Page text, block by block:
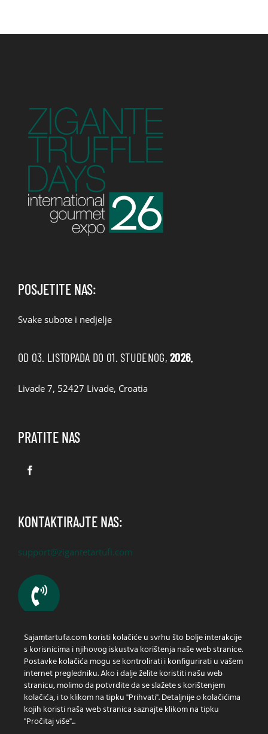
POSJETITE NAS:
Svake subote i nedjelje
OD 03. LISTOPADA DO 01. STUDENOG,2026.
Livade 7, 52427 Livade, Croatia
PRATITE NAS
KONTAKTIRAJTE NAS:
support@zigantetartufi.com
Imate li pitanja? Nazovite nas!
+385 (0) 91 430 1200
Sajamtartufa.com koristi kolačiće u svrhu što bolje interakcije
s korisnicima i njihovog iskustva korištenja naše web stranice.
Postavke kolačića mogu se kontrolirati i konfigurirati u vašem
internet pregledniku. Ako i dalje želite koristiti našu web
stranicu, molimo da potvrdite da se slažete s korištenjem
kolačića, i to klikom na tipku "Prihvati". Detaljnije o kolačićima
kojih koristi naša web stranica saznajte klikom na tipku
"Pročitaj više"...